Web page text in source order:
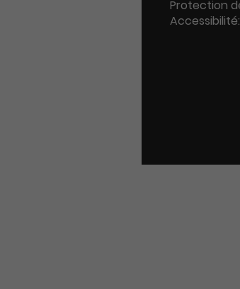
Protection